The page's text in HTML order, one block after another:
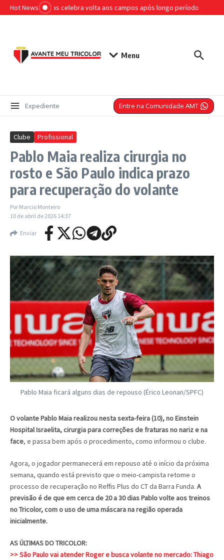
Ir para o conteúdo
Hot News
Otimista, Lucas celebra volta aos campos após longo período
Menu
Expediente Entre na Comunidade AMT
Clube Profissional
Pablo Maia realiza cirurgia no
rosto e São Paulo indica prazo
para recuperação do volante
Por Marcio Monteiro
10 de abril de 2026 14:37
Enviar
Pablo Maia ficará alguns dias de repouso (Érico Leonan/SPFC)
O volante Pablo Maia realizou nesta sexta-feira (10), no Einstein
Hospital Israelita, cirurgia para correções de fraturas no nariz e na
face, e passa bem após o procedimento, como informou o clube.
Agora, o jogador permanecerá em repouso até o início da próxima
semana, quando está previsto que o meio-campista retome o
processo de recuperação no Reffis Plus do CT da Barra Funda. A
previsão é de que em cerca de 20 a 30 dias Pablo volte aos treinos
no Tricolor, com o uso de uma máscara na região operada
inicialmente.
AS ÚLTIMAS DO TRICOLOR:
>> São Paulo vai atender Roger e busca volante no mercado: Thiago